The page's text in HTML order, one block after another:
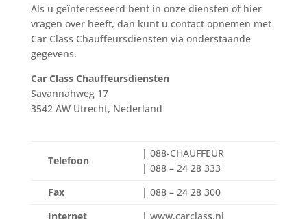
Als u geïnteresseerd bent in onze diensten of hier
vragen over heeft, dan kunt u contact opnemen met
Car Class Chauffeursdiensten via onderstaande
gegevens.
Car Class Chauffeursdiensten
Savannahweg 17
3542 AW Utrecht, Nederland
Telefoon
| 088-CHAUFFEUR
| 088 – 24 28 333
Fax
| 088 – 24 28 300
Internet
| www.carclass.nl